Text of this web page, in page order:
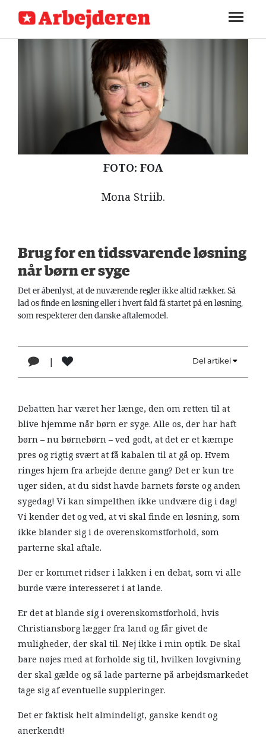
SEKTIONER
ARBEJDEREN
INDLAND
UDLAND
DEBAT
LÆSER
TIL
LÆSER
HISTORIE
TEORI
SOUNDCLOUD
ABONNER
ARBEJDEREN
FOTO: FOA
Mona Striib.
Brug for en tidssvarende løsning
når børn er syge
Det er åbenlyst, at de nuværende regler ikke altid rækker. Så
lad os finde en løsning eller i hvert fald få startet på en løsning,
som respekterer den danske aftalemodel.
| Del artikel
Debatten har været her længe, den om retten til at
blive hjemme når børn er syge. Alle os, der har haft
børn – nu børnebørn – ved godt, at det er et kæmpe
pres og rigtig svært at få kabalen til at gå op. Hvem
ringes hjem fra arbejde denne gang? Det er kun tre
uger siden, at du sidst havde barnets første og anden
sygedag! Vi kan simpelthen ikke undvære dig i dag!
Vi kender det og ved, at vi skal finde en løsning, som
ikke blander sig i de overenskomstforhold, som
parterne skal aftale.
Der er kommet ridser i lakken i en debat, som vi alle
burde være interesseret i at lande.
Er det at blande sig i overenskomstforhold, hvis
Christiansborg lægger fra land og får givet de
muligheder, der skal til. Nej ikke i min optik. De skal
bare nøjes med at forholde sig til, hvilken lovgivning
der skal gælde og så lade parterne på arbejdsmarkedet
tage sig af eventuelle suppleringer.
Det er faktisk helt almindeligt, ganske kendt og
anerkendt!